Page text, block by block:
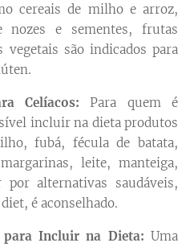
cereais de milho e arroz,
nozes e sementes, frutas
são indicados para
Celíacos: Para quem é
incluir na dieta produtos
fubá, fécula de batata,
leite, manteiga,
alternativas saudáveis,
é aconselhado.
para Incluir na Dieta: Uma